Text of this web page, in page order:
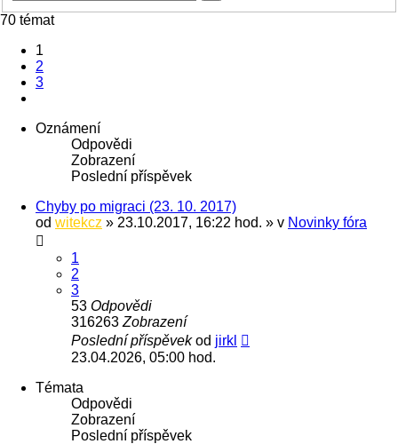
70 témat
1
2
3
Oznámení
Odpovědi
Zobrazení
Poslední příspěvek
Chyby po migraci (23. 10. 2017)
od witekcz » 23.10.2017, 16:22 hod. » v Novinky fóra
1
2
3
53 Odpovědi
316263 Zobrazení
Poslední příspěvekod jirkl
23.04.2026, 05:00 hod.
Témata
Odpovědi
Zobrazení
Poslední příspěvek